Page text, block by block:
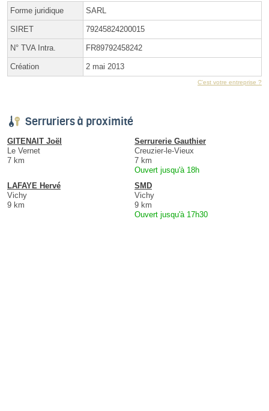
Forme juridique SARL
SIRET 79245824200015
N° TVA Intra. FR89792458242
Création 2 mai 2013
C'est votre entreprise ?
Serruriers à proximité
GITENAIT Joël
Le Vernet
7 km
Serrurerie Gauthier
Creuzier-le-Vieux
7 km
Ouvert jusqu'à 18h
LAFAYE Hervé
Vichy
9 km
SMD
Vichy
9 km
Ouvert jusqu'à 17h30